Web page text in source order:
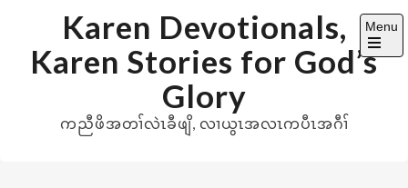
content
Karen Devotionals,
Karen Stories for God’s
Glory
ကညီဖိအတၢ်လဲၤခီဖျိ, လၢယွၤအလၤကပီၤအဂီၢ်
Menu
Open
the